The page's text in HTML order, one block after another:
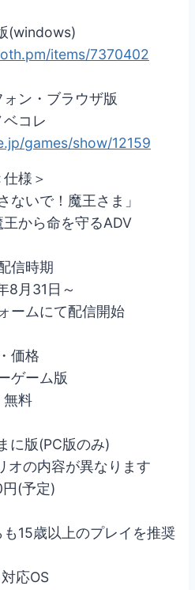
(windows)
items/7370402
ォン・ブラウザ版
ベコレ
games/show/12159
仕様＞
ないで！魔王さま」
から命を守るADV
信時期
8月31日～
ームにて配信開始
・価格
ゲーム版
無料
に版(PC版のみ)
オの内容が異なります
円(予定)
15歳以上のプレイを推奨
対応OS